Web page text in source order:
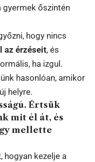
gyermek őszintén
hogy nincs
az érzéseit, és
ha izgul.
hasonlóan, amikor
helyre.
Értsük
mit él át, és
mellette
, hogyan kezelje a